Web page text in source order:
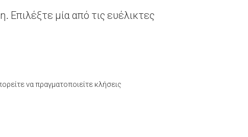
μία από τις ευέλικτες
να πραγματοποιείτε κλήσεις